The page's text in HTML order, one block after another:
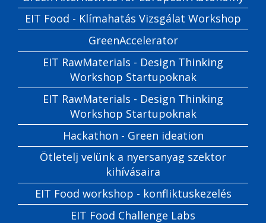
EIT Food - Klímahatás Vizsgálat Workshop
GreenAccelerator
EIT RawMaterials - Design Thinking
Workshop Startupoknak
EIT RawMaterials - Design Thinking
Workshop Startupoknak
Hackathon - Green ideation
Ötletelj velünk a nyersanyag szektor
kihívásaira
EIT Food workshop - konfliktuskezelés
EIT Food Challenge Labs